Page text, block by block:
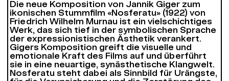
Die neue Komposition von Jannik Giger zum
ikonischen Stummfilm «Nosferatu» (1922) von
Friedrich Wilhelm Murnau ist ein vielschichtiges
Werk, das sich tief in der symbolischen Sprache
der expressionistischen Ästhetik verankert.
Gigers Komposition greift die visuelle und
emotionale Kraft des Films auf und überführt
sie in eine neuartige, synästhetische Klangwelt.
Nosferatu steht dabei als Sinnbild für Urängste,